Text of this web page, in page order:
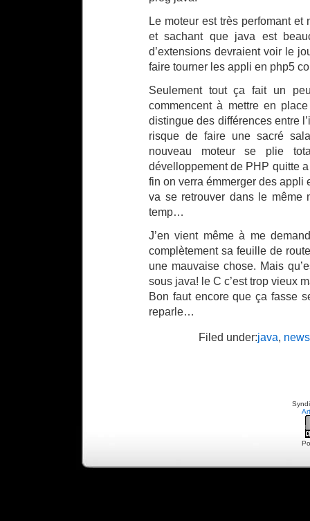
Le moteur est très perfomant
et sachant que java est
d’extensions devraient voir le
faire tourner les appli en php5
Seulement tout ça fait un
commencent à mettre en
distingue des différences entre
risque de faire une sacré
nouveau moteur se plie
dévelloppement de PHP quitte
fin on verra émmerger des
va se retrouver dans le même
temp…
J’en vient même à me
complètement sa feuille de
une mauvaise chose. Mais
sous java! le C c’est trop vieux
Bon faut encore que ça fasse
reparle…
Filed under:java, news